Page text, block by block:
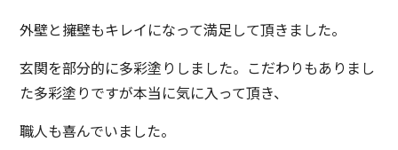
外壁と擁壁もキレイになって満足して頂きました。
玄関を部分的に多彩塗りしました。こだわりもありまし
た多彩塗りですが本当に気に入って頂き、
職人も喜んでいました。